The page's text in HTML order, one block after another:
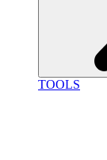
TOOLS